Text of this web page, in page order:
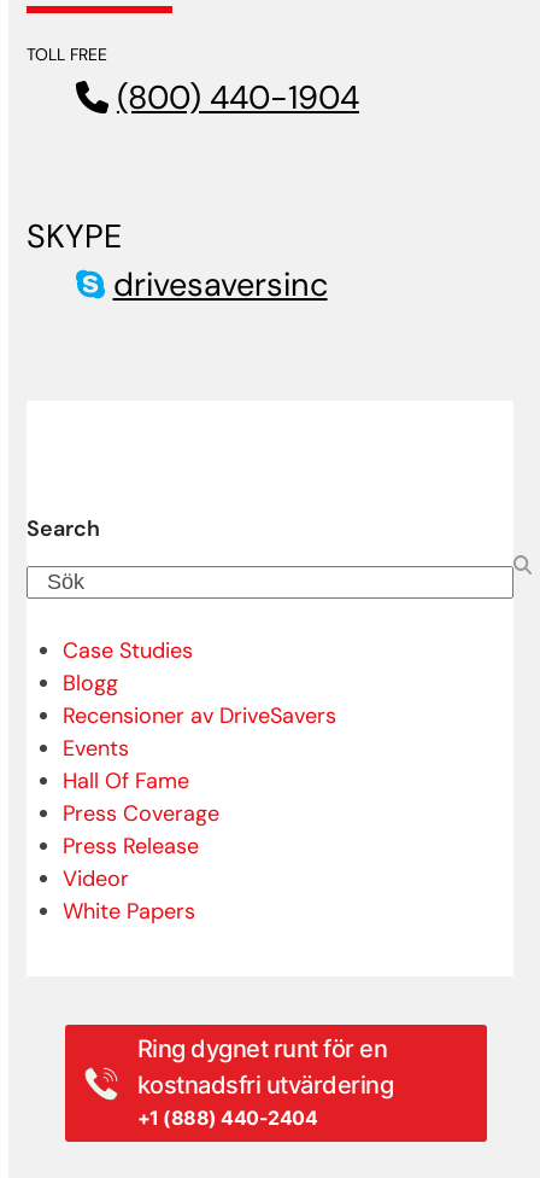
TOLL FREE
(800) 440-1904
SKYPE
drivesaversinc
Search
Sök
Case Studies
Blogg
Recensioner av DriveSavers
Events
Hall Of Fame
Press Coverage
Press Release
Videor
White Papers
Ring dygnet runt för en
kostnadsfri utvärdering
+1 (888) 440-2404